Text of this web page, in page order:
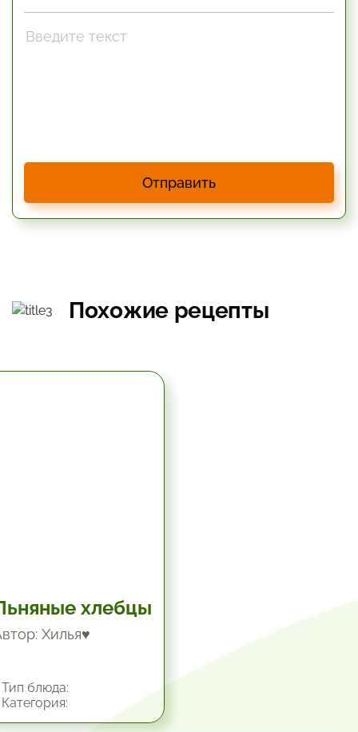
Отправить
Похожие рецепты
хлебцы
Хилья♥
блюда: